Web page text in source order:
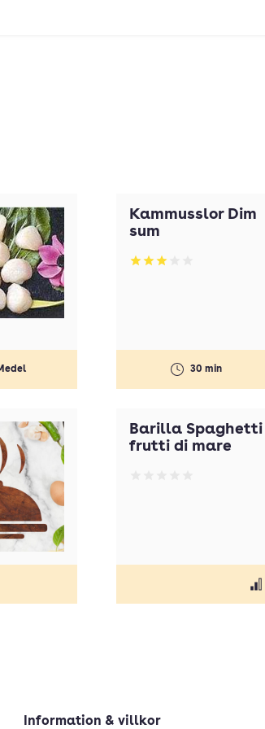
Kammusslor Dim
sum
Betyg: 3 av 5
30 min
Barilla Spaghetti
frutti di mare
Information & villkor